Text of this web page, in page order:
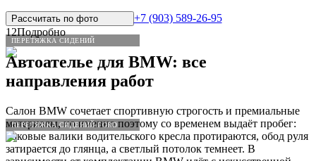
ПЕРЕТЯЖКА СИДЕНИЙ
ПЕРЕТЯЖКА СИДЕНИЙ FORD
Рассчитать по фото
+7 (903) 589-26-95
12Подробно
Автоателье для BMW: все
направления работ
Салон BMW сочетает спортивную строгость и премиальные
материалы, но именно поэтому со временем выдаёт пробег:
боковые валики водительского кресла протираются, обод руля
затирается до глянца, а светлый потолок темнеет. В